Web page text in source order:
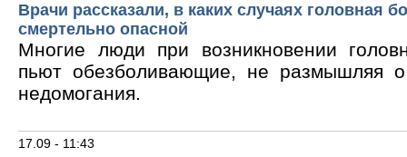
Врачи рассказали, в каких случаях головная
смертельно опасной
Многие люди при возникновении
пьют обезболивающие, не размышляя о
недомогания.
17.09 - 11:43